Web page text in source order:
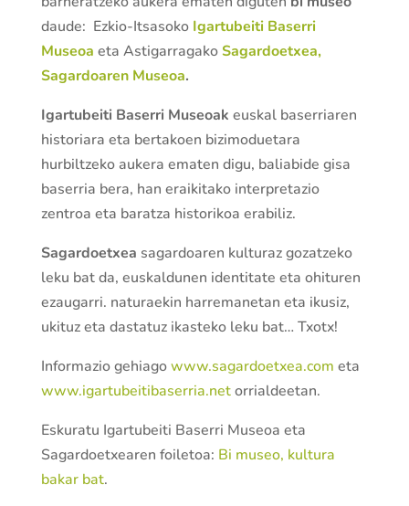
daude: Ezkio-Itsasoko Igartubeiti Baserri
Museoa eta AstigarragakoSagardoetxea,
Sagardoaren Museoa.
Igartubeiti Baserri Museoak euskal baserriaren
historiara eta bertakoen bizimoduetara
hurbiltzeko aukera ematen digu, baliabide gisa
baserria bera, han eraikitako interpretazio
zentroa eta baratza historikoa erabiliz.
Sagardoetxea sagardoaren kulturaz gozatzeko
leku bat da, euskaldunen identitate eta ohituren
ezaugarri. naturaekin harremanetan eta ikusiz,
ukituz eta dastatuz ikasteko leku bat… Txotx!
Informazio gehiagowww.sagardoetxea.com eta
www.igartubeitibaserria.netorrialdeetan.
Eskuratu Igartubeiti Baserri Museoa eta
Sagardoetxearen foiletoa: Bi museo, kultura
bakar bat.